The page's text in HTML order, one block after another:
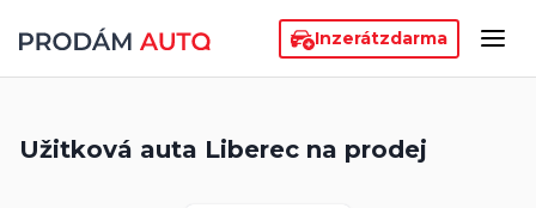
Inzerátzdarma
Užitková auta Liberec na prodej